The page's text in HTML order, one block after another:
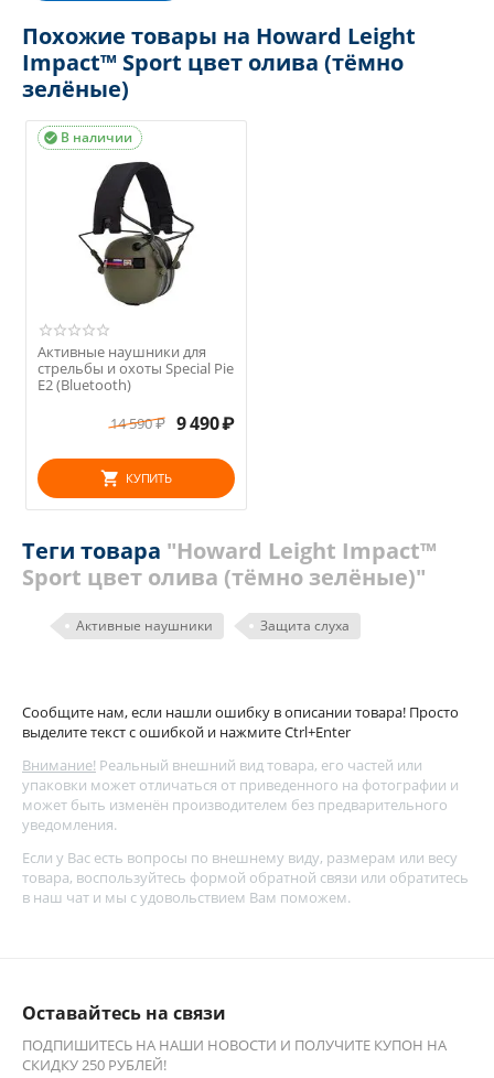
Похожие товары на Howard Leight
Impact™ Sport цвет олива (тёмно
зелёные)
В наличии

Активные наушники для
стрельбы и охоты Special Pie
E2 (Bluetooth)
14 590₽ 9 490₽
КУПИТЬ
Теги товара "Howard Leight Impact™
Sport цвет олива (тёмно зелёные)"
Активные наушники Защита слуха
Сообщите нам, если нашли ошибку в описании товара! Просто
выделите текст с ошибкой и нажмите Ctrl+Enter
Внимание! Реальный внешний вид товара, его частей или
упаковки может отличаться от приведенного на фотографии и
может быть изменён производителем без предварительного
уведомления.
Если у Вас есть вопросы по внешнему виду, размерам или весу
товара, воспользуйтесь формой обратной связи или обратитесь
в наш чат и мы с удовольствием Вам поможем.
Оставайтесь на связи
ПОДПИШИТЕСЬ НА НАШИ НОВОСТИ И ПОЛУЧИТЕ КУПОН НА
СКИДКУ 250 РУБЛЕЙ!